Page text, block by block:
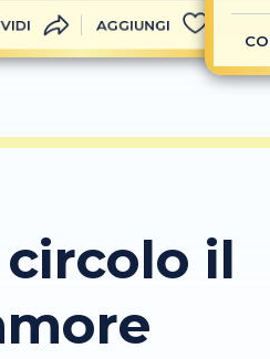
AGGIUNGI
il